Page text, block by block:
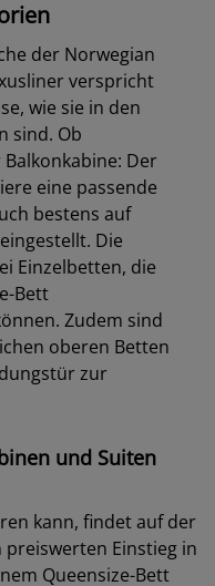
der Norwegian
verspricht
wie sie in den
sind. Ob
Der
eine passende
bestens auf
Die
Einzelbetten, die
Bett
Zudem sind
oberen Betten
zur
und Suiten
kann, findet auf der
preiswerten Einstieg in
Queensize-Bett